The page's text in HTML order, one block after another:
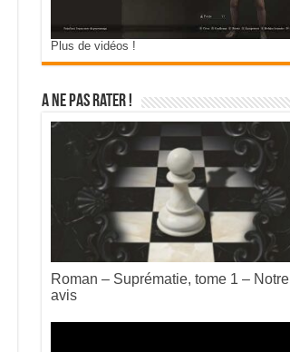
Plus de vidéos !
A ne pas rater !
Roman – Suprématie, tome 1 – Notre
avis